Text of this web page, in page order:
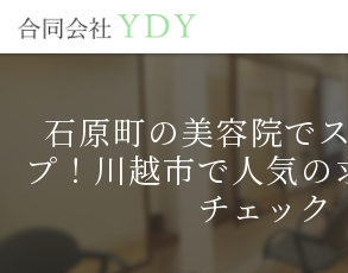
石原町の美容院で
プ！川越市で人気の
チェック